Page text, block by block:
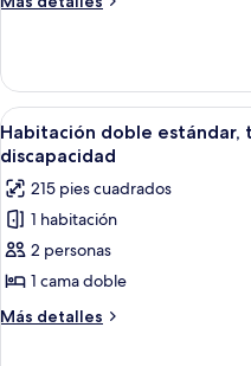
familiar
triple
familiar
Abrir
todas
las
fotos
de
Habitación
doble
estándar,
2
Habitación doble estándar,
discapacidad
215 pies cuadrados
1 habitación
2 personas
1 cama doble
Más detalles
Más